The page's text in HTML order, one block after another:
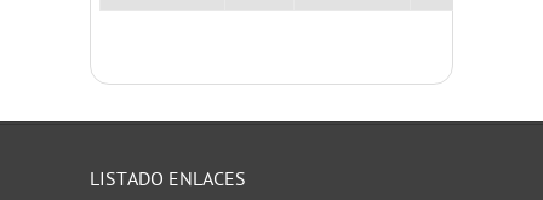
LISTADO ENLACES